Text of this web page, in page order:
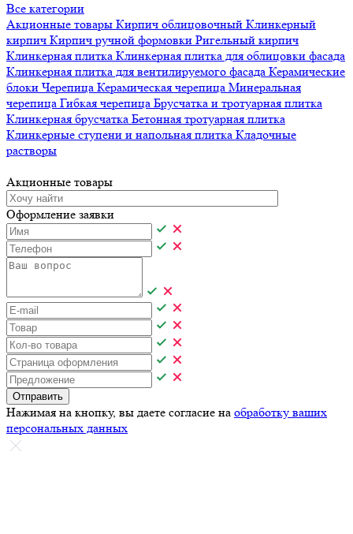
Все категории
Акционные товары Кирпич облицовочный Клинкерный
кирпич Кирпич ручной формовки Ригельный кирпич
Клинкерная плитка Клинкерная плитка для облицовки фасада
Клинкерная плитка для вентилируемого фасада Керамические
блоки Черепица Керамическая черепица Минеральная
черепица Гибкая черепица Брусчатка и тротуарная плитка
Клинкерная брусчатка Бетонная тротуарная плитка
Клинкерные ступени и напольная плитка Кладочные
растворы
Акционные товары
Оформление заявки
Отправить
Нажимая на кнопку, вы даете согласие на обработку ваших
персональных данных